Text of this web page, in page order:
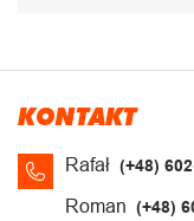
KONTAKT
Rafał (+48)
Roman (+48)